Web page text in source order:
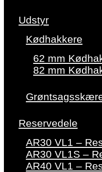
Udstyr
Kødhakkere
62 mm
82 mm
Reservedele
AR30 VL1 –
AR30 VL1S –
AR40 VL1 –